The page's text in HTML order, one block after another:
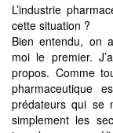
L’industrie
cette situation ?
Bien entendu, on
moi le premier.
propos. Comme
pharmaceutique
prédateurs qui se
simplement les